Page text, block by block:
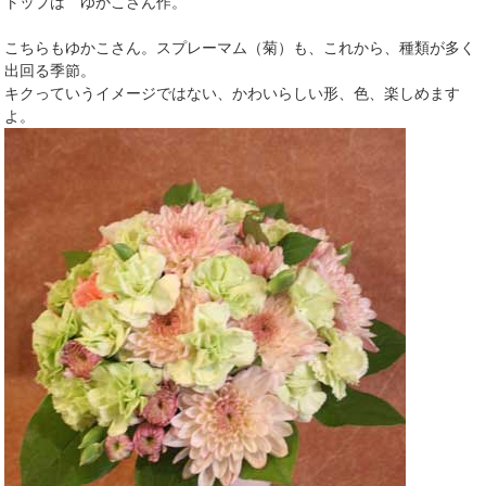
こちらもゆかこさん。スプレーマム（菊）も、これから、種類が多く
出回る季節。
キクっていうイメージではない、かわいらしい形、色、楽しめます
よ。